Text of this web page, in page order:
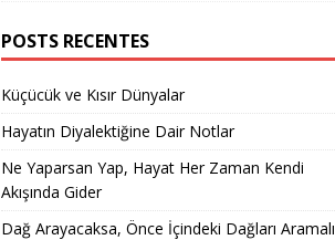
POSTS RECENTES
Küçücük ve Kısır Dünyalar
Hayatın Diyalektiğine Dair Notlar
Ne Yaparsan Yap, Hayat Her Zaman Kendi
Akışında Gider
Dağ Arayacaksa, Önce İçindeki Dağları Aramalı